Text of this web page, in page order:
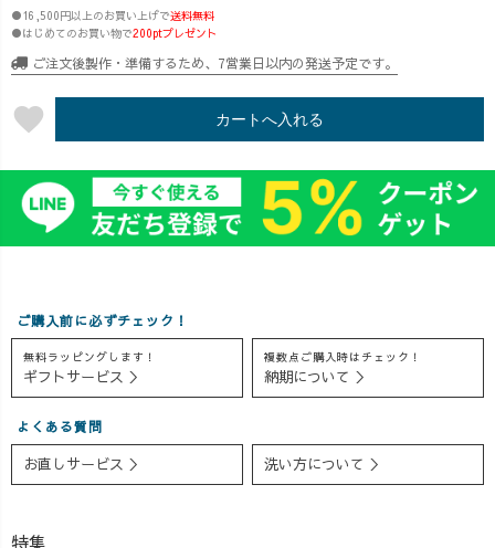
かります） 今
回はなんと、一
色町の人気焼き
さんから、 焼き
鳥を焼く時に着
セットアップ”の
ご依頼が！😍
@yaku.toriike ず
たところ、 店主
ご夫婦が
UZUiROをご存
じで大盛り上が
り！😍❤️ 後日
お店にも来てく
ださり、新作と
ずうなずいてし
まうほど共感い
っぱいの素敵な
くは前回投稿内
容をご覧くださ
て… ＼ メンズラ
イン、ついに始
動⁉ ／ ▶︎ vol.1
ゼTシャツが数量
限定で登場！ ⬛︎
ブラック：5着
草木染めでは
出せない、絶妙
限定 そして今
ネックノースリ
ーブ／ツートン
ブルー 限定5枚
ど、 熱烈なご要
望にお応えして
再登場中！！👀
つ手染め・手づ
くりのため、完
●16,500円以上のお買い上げで送料無料
●はじめてのお買い物で200ptプレゼント
ご注文後製作・準備するため、7営業日以内の発送予定です。
favorite カートへ入れる
ご購入前に必ずチェック！
無料ラッピングします！
ギフトサービス ＞
複数点ご購入時はチェック！
納期について ＞
よくある質問
お直しサービス ＞ 洗い方について ＞
特集